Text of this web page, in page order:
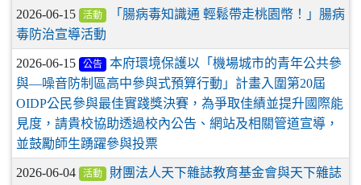
2026-06-15 活動
「腸病毒知識通 輕鬆帶走桃園幣！」腸病
毒防治宣導活動
2026-06-15 公告
本府環境保護以「機場城市的青年公共參
與—噪音防制區高中參與式預算行動」計畫入圍第20屆
OIDP公民參與最佳實踐獎決賽，為爭取佳績並提升國際能
見度，請貴校協助透過校內公告、網站及相關管道宣導，
並鼓勵師生踴躍參與投票
2026-06-04 活動
財團法人天下雜誌教育基金會與天下雜誌